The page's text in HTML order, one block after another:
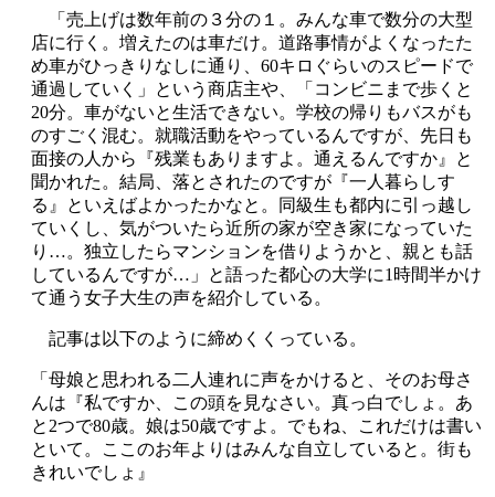
「売上げは数年前の３分の１。みんな車で数分の大型
店に行く。増えたのは車だけ。道路事情がよくなったた
め車がひっきりなしに通り、60キロぐらいのスピードで
通過していく」という商店主や、「コンビニまで歩くと
20分。車がないと生活できない。学校の帰りもバスがも
のすごく混む。就職活動をやっているんですが、先日も
面接の人から『残業もありますよ。通えるんですか』と
聞かれた。結局、落とされたのですが『一人暮らしす
る』といえばよかったかなと。同級生も都内に引っ越し
ていくし、気がついたら近所の家が空き家になっていた
り…。独立したらマンションを借りようかと、親とも話
しているんですが…」と語った都心の大学に1時間半かけ
て通う女子大生の声を紹介している。
記事は以下のように締めくくっている。
「母娘と思われる二人連れに声をかけると、そのお母さ
んは『私ですか、この頭を見なさい。真っ白でしょ。あ
と2つで80歳。娘は50歳ですよ。でもね、これだけは書い
といて。ここのお年よりはみんな自立していると。街も
きれいでしょ』